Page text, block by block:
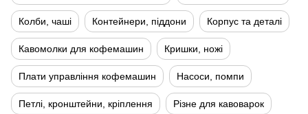
Колби, чаші Контейнери, піддони Корпус та деталі
Кавомолки для кофемашин Кришки, ножі
Плати управління кофемашин Насоси, помпи
Петлі, кронштейни, кріплення Різне для кавоварок